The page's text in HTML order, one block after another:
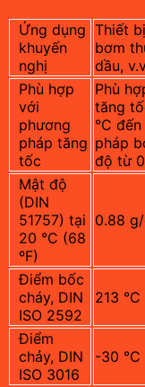
Ứng dụng
khuyến
nghị
Thiết
bơm
dầu,
Phù hợp
với
phương
pháp tăng
tốc
Phù
tăng
°C
pháp
độ từ 0
Mật độ
(DIN
51757) tại
20 °C (68
ºF)
0.88
Điểm bốc
cháy, DIN
ISO 2592
213 °C
Điểm
chảy, DIN
ISO 3016
-30 °C